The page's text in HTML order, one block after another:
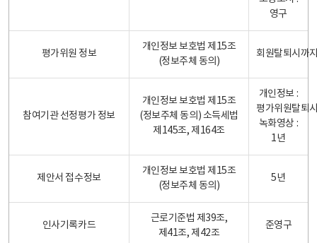
영구
평가위원 정보
개인정보 보호법 제15조
(정보주체 동의)
회원탈퇴시까
참여기관 선정평가 정보
개인정보 보호법 제15조
(정보주체 동의) 소득세법
제145조, 제164조
개인정보 :
평가위원탈퇴
녹화영상 :
1년
제안서 접수정보
개인정보 보호법 제15조
(정보주체 동의)
5년
인사기록카드
근로기준법 제39조,
제41조, 제42조
준영구